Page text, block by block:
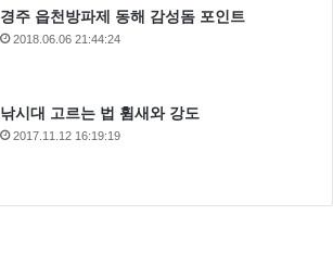
경주 읍천방파제 동해 감성돔 포인트
2018.06.06 21:44:24
낚시대 고르는 법 휨새와 강도
2017.11.12 16:19:19